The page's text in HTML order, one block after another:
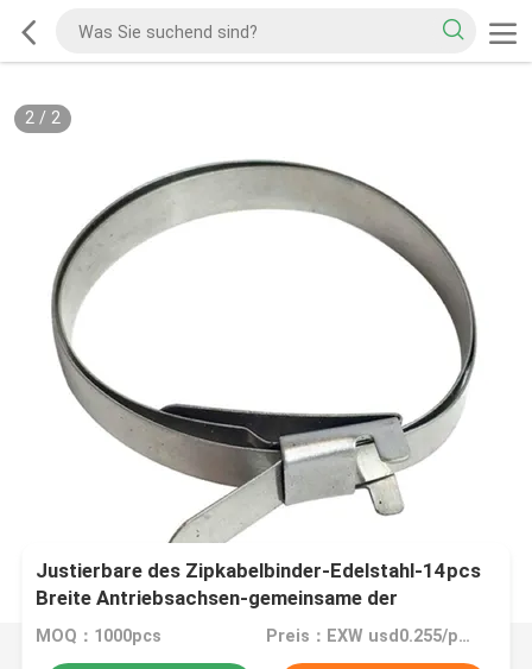
2/ 2
Justierbare des Zipkabelbinder-Edelstahl-14pcs
Breite Antriebsachsen-gemeinsame der
Ausrüstungs-6.4mm
MOQ：1000pcs Preis：EXW usd0.255/pcs